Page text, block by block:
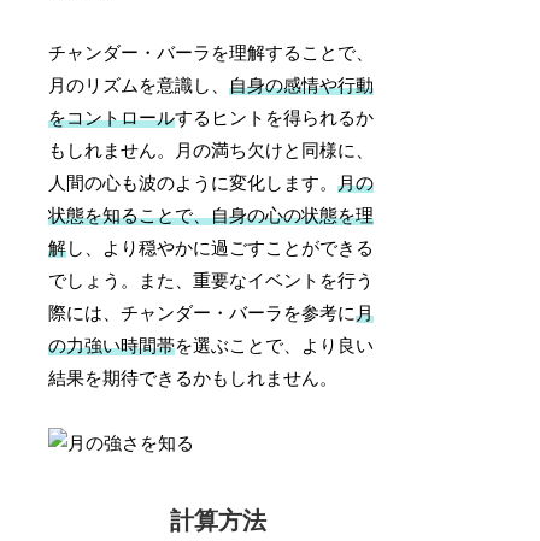
チャンダー・バーラを理解することで、
月のリズムを意識し、自身の感情や行動
をコントロールするヒントを得られるか
もしれません。月の満ち欠けと同様に、
人間の心も波のように変化します。月の
状態を知ることで、自身の心の状態を理
解し、より穏やかに過ごすことができる
でしょう。また、重要なイベントを行う
際には、チャンダー・バーラを参考に月
の力強い時間帯を選ぶことで、より良い
結果を期待できるかもしれません。
計算方法